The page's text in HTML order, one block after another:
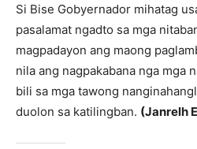
Si Bise Gobyernador mihatag
pasalamat ngadto sa mga
magpadayon ang maong
nila ang nagpakabana nga mga
bili sa mga tawong
duolon sa katilingban. (Janrelh